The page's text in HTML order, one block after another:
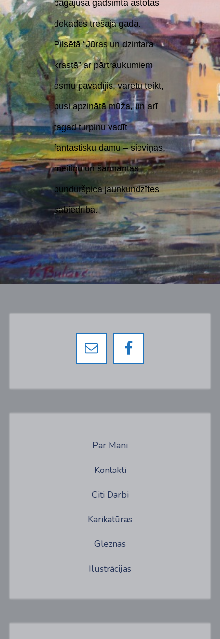
pagājušā gadsimta astotās
dekādes trešajā gadā.
Pilsētā “Jūras un dzintara
krastā” ar pārtraukumiem
esmu pavadījis, varētu teikt,
pusi apzinātā mūža, un arī
tagad turpinu vadīt
fantastisku dāmu – sieviņas,
meitiņu un šarmantas
punduršpica jaunkundzītes
sabiedrībā.
Par Mani
Kontakti
Citi Darbi
Karikatūras
Gleznas
Ilustrācijas